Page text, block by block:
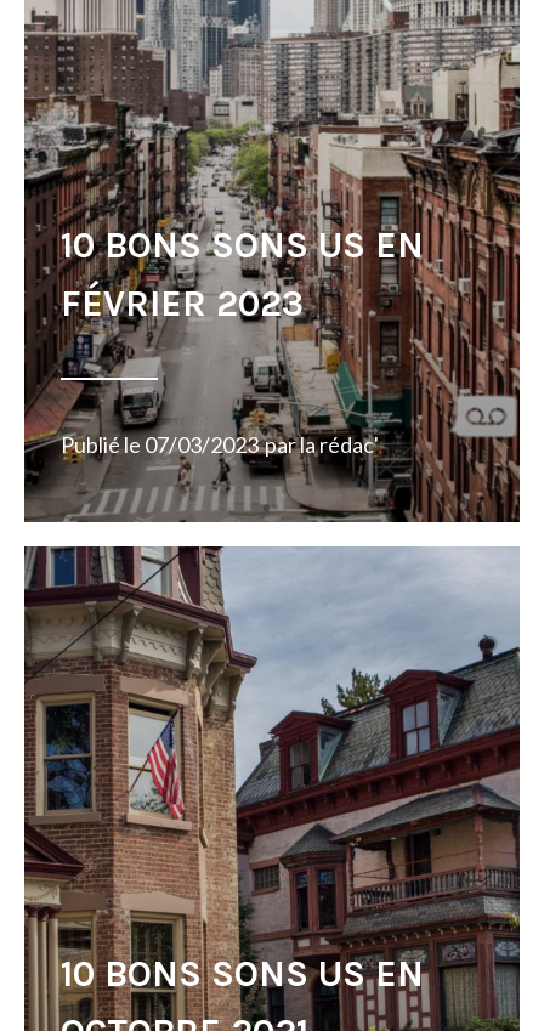
10 BONS SONS US EN
FÉVRIER 2023
Publié le 07/03/2023 parla rédac'
10 BONS SONS US EN